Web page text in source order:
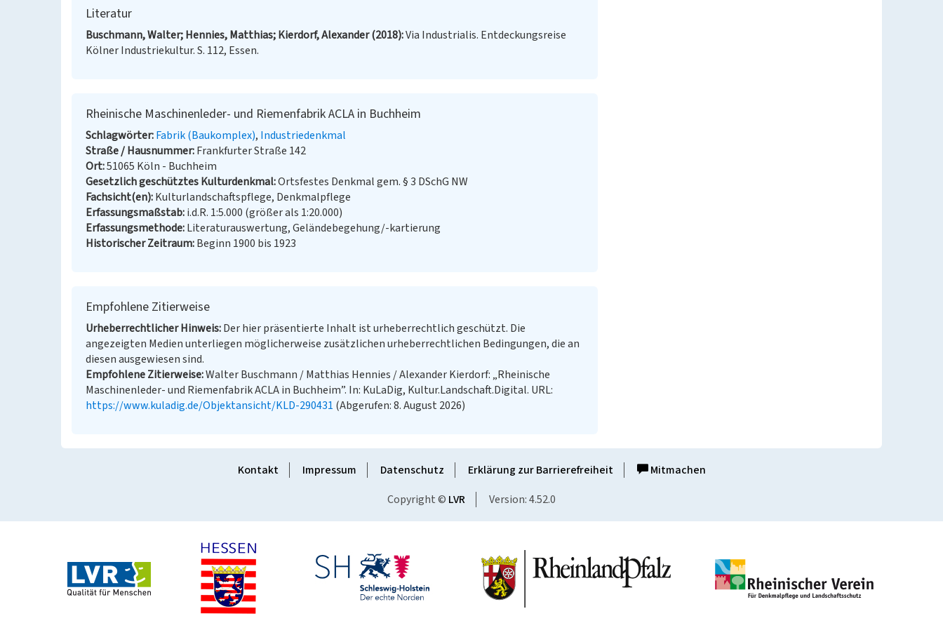
Literatur
Buschmann, Walter; Hennies, Matthias; Kierdorf, Alexander (2018) Via Industrialis. Entdeckungsreise
Kölner Industriekultur. S. 112, Essen.
Rheinische Maschinenleder- und Riemenfabrik ACLA in Buchheim
Schlagwörter Fabrik (Baukomplex) Industriedenkmal
Straße / Hausnummer Frankfurter Straße 142
Ort 51065 Köln - Buchheim
Gesetzlich geschütztes Kulturdenkmal Ortsfestes Denkmal gem. § 3 DSchG NW
Fachsicht(en) Kulturlandschaftspflege, Denkmalpflege
Erfassungsmaßstab i.d.R. 1:5.000 (größer als 1:20.000)
Erfassungsmethode Literaturauswertung, Geländebegehung/-kartierung
Historischer Zeitraum Beginn 1900 bis 1923
Empfohlene Zitierweise
Urheberrechtlicher Hinweis Der hier präsentierte Inhalt ist urheberrechtlich geschützt. Die
angezeigten Medien unterliegen möglicherweise zusätzlichen urheberrechtlichen Bedingungen, die an
diesen ausgewiesen sind.
Empfohlene Zitierweise Walter Buschmann / Matthias Hennies / Alexander Kierdorf: „Rheinische
Maschinenleder- und Riemenfabrik ACLA in Buchheim”. In: KuLaDig, Kultur.Landschaft.Digital. URL:
https://www.kuladig.de/Objektansicht/KLD-290431 (Abgerufen: 8. August 2026)
Kontakt Impressum Datenschutz Erklärung zur Barrierefreiheit
Mitmachen
Copyright © LVR Version: 4.52.0